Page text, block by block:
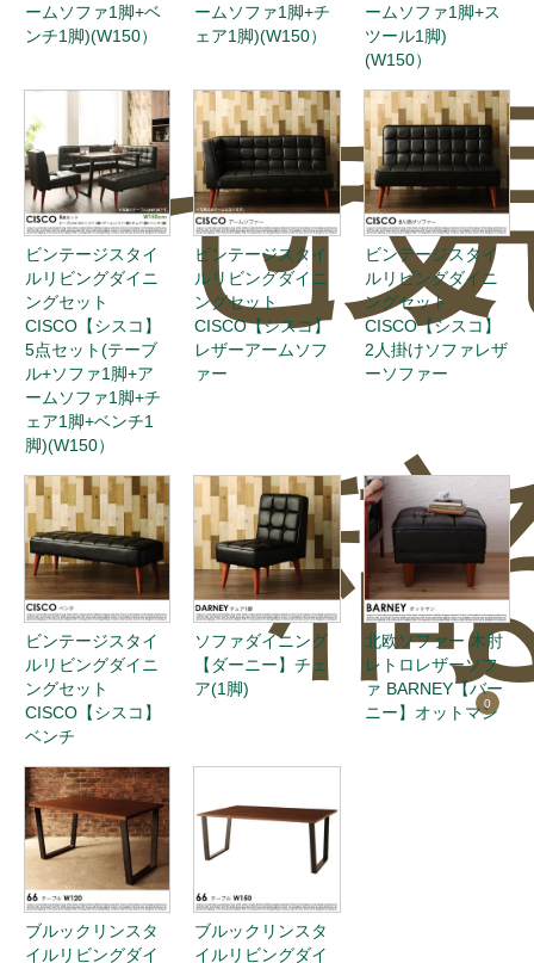
せ投
稿
0
ームソファ1脚+ベ
ンチ1脚)(W150）
ームソファ1脚+チ
ェア1脚)(W150）
ームソファ1脚+ス
ツール1脚)
(W150）
ビンテージスタイ
ルリビングダイニ
ングセット
CISCO【シスコ】
5点セット(テーブ
ル+ソファ1脚+ア
ームソファ1脚+チ
ェア1脚+ベンチ1
脚)(W150）
ビンテージスタイ
ルリビングダイニ
ングセット
CISCO【シスコ】
レザーアームソフ
ァー
ビンテージスタイ
ルリビングダイニ
ングセット
CISCO【シスコ】
2人掛けソファレザ
ーソファー
ビンテージスタイ
ルリビングダイニ
ングセット
CISCO【シスコ】
ベンチ
ソファダイニング
【ダーニー】チェ
ア(1脚)
北欧ソファー 木肘
レトロレザーソフ
ァ BARNEY【バー
ニー】オットマン
ブルックリンスタ
イルリビングダイ
ブルックリンスタ
イルリビングダイ